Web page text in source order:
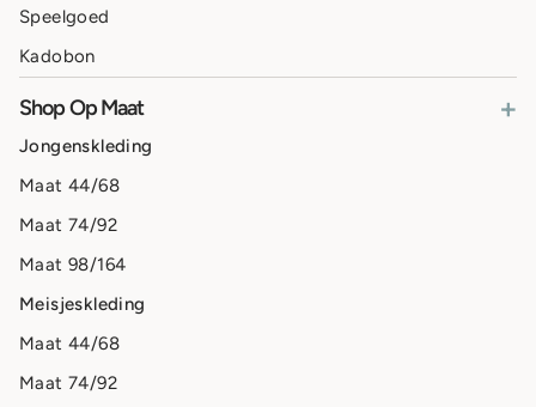
Speelgoed
Kadobon
Shop Op Maat +
Jongenskleding
Maat 44/68
Maat 74/92
Maat 98/164
Meisjeskleding
Maat 44/68
Maat 74/92